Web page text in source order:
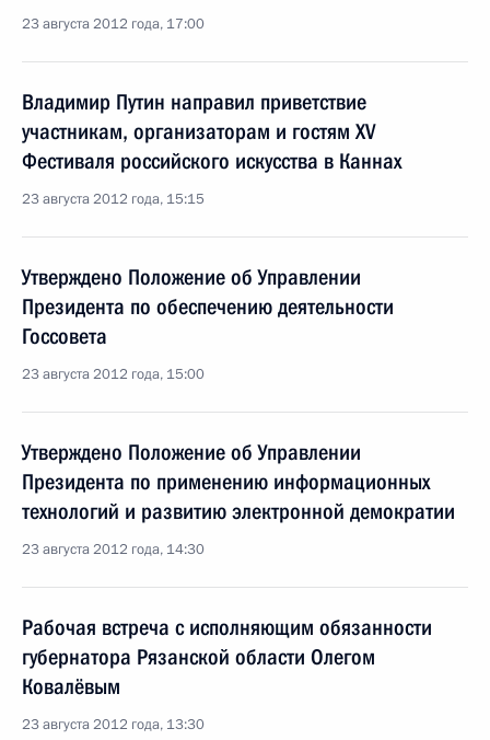
23 августа 2012 года, 17:00
Владимир Путин направил приветствие
участникам, организаторам и гостям XV
Фестиваля российского искусства в Каннах
23 августа 2012 года, 15:15
Утверждено Положение об Управлении
Президента по обеспечению деятельности
Госсовета
23 августа 2012 года, 15:00
Утверждено Положение об Управлении
Президента по применению информационных
технологий и развитию электронной демократии
23 августа 2012 года, 14:30
Рабочая встреча с исполняющим обязанности
губернатора Рязанской области Олегом
Ковалёвым
23 августа 2012 года, 13:30